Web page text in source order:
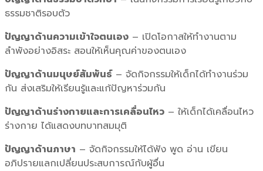
ธรรมชาติรอบตัว
ปัญญาด้านความเข้าใจตนเอง – เปิดโอกาสให้ทำงานตาม
ลำพังอย่างอิสระ สอนให้เห็นคุณค่าของตนเอง
ปัญญาด้านมนุษย์สัมพันธ์– จัดกิจกรรมให้เด็กได้ทำงานร่วม
กัน ส่งเสริมให้เรียนรู้และแก้ปัญหาร่วมกัน
ปัญญาด้านร่างกายและการเคลื่อนไหว – ให้เด็กได้เคลื่อนไหว
ร่างกาย ได้แสดงบทบาทสมมุติ
ปัญญาด้านภาษา – จัดกิจกรรมให้ได้ฟัง พูด อ่าน เขียน
อภิปรายแลกเปลี่ยนประสบการณ์กับผู้อื่น